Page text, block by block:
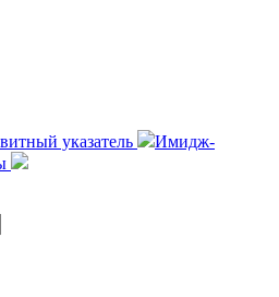
указатель
Имидж-